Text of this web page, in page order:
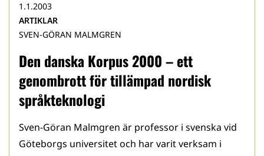
Den danska Korpus 2000 – ett
genombrott för tillämpad nordisk
språkteknologi
1.1.2003
ARTIKLAR
SVEN-GÖRAN MALMGREN
Sven-Göran Malmgren är professor i svenska vid
Göteborgs universitet och har varit verksam i